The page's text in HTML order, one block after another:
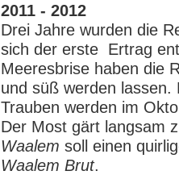
2011 - 2012
Drei Jahre wurden die
sich der erste Ertrag
Meeresbrise haben die
und süß werden lassen.
Trauben werden im
Der Most gärt langsam
Waalem soll einen
Waalem Brut.